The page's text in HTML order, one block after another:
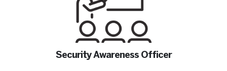
Security Awareness Officer